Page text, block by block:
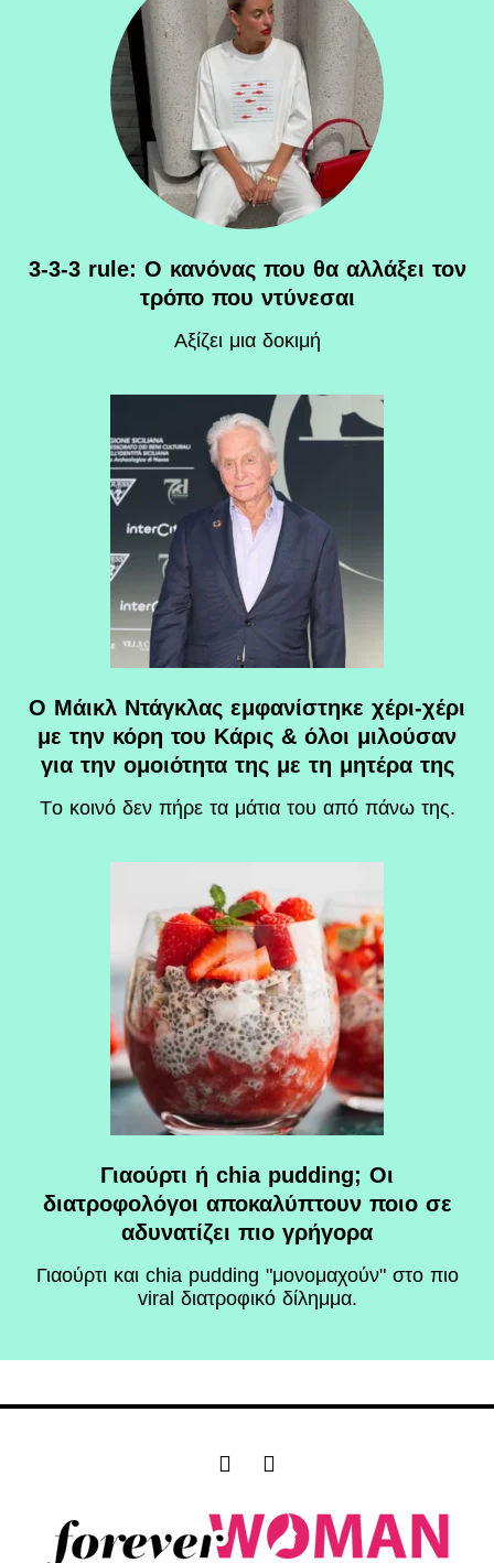
3-3-3 rule: Ο κανόνας που θα αλλάξει τον
τρόπο που ντύνεσαι
Αξίζει μια δοκιμή
Ο Μάικλ Ντάγκλας εμφανίστηκε χέρι-χέρι
με την κόρη του Κάρις & όλοι μιλούσαν
για την ομοιότητα της με τη μητέρα της
Tο κοινό δεν πήρε τα μάτια του από πάνω της.
Γιαούρτι ή chia pudding; Οι
διατροφολόγοι αποκαλύπτουν ποιο σε
αδυνατίζει πιο γρήγορα
Γιαούρτι και chia pudding "μονομαχούν" στο πιο
viral διατροφικό δίλημμα.
F
e
b
I
t
a